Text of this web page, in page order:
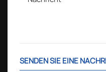
SENDEN SIE EINE